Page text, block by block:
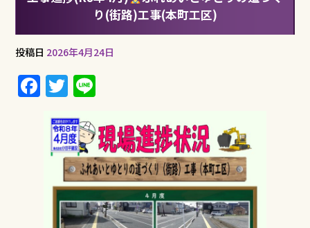
り(街路)工事(本町工区)
投稿日 2026年4月24日
F
a
c
e
o
T
w
it
te
r
e